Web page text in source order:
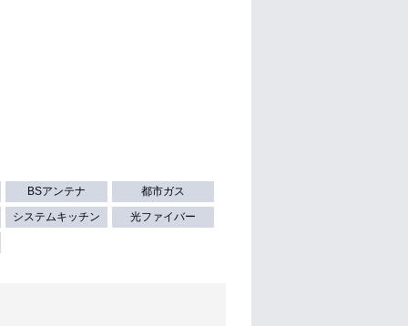
BSアンテナ
都市ガス
システムキッチン
光ファイバー